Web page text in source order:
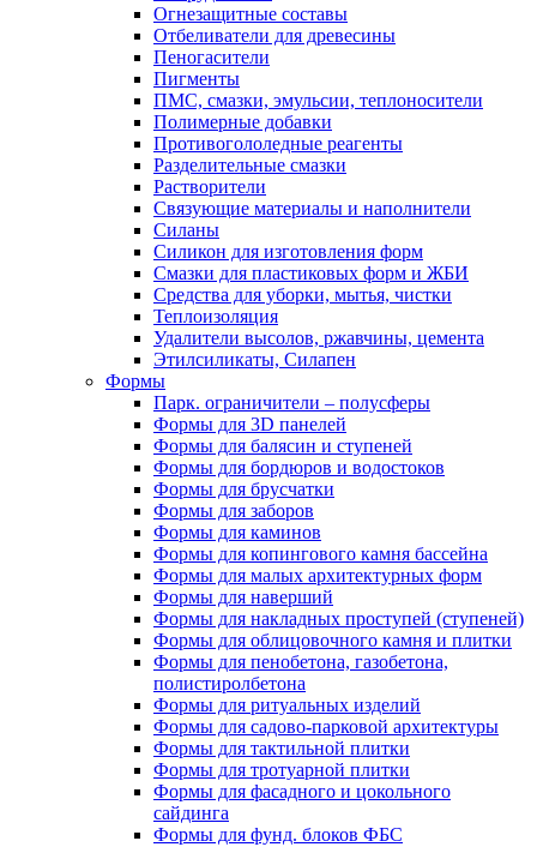
Огнезащитные составы
Отбеливатели для древесины
Пеногасители
Пигменты
ПМС, смазки, эмульсии, теплоносители
Полимерные добавки
Противогололедные реагенты
Разделительные смазки
Растворители
Связующие материалы и наполнители
Силаны
Силикон для изготовления форм
Смазки для пластиковых форм и ЖБИ
Средства для уборки, мытья, чистки
Теплоизоляция
Удалители высолов, ржавчины, цемента
Этилсиликаты, Силапен
Формы
Парк. ограничители – полусферы
Формы для 3D панелей
Формы для балясин и ступеней
Формы для бордюров и водостоков
Формы для брусчатки
Формы для заборов
Формы для каминов
Формы для копингового камня бассейна
Формы для малых архитектурных форм
Формы для наверший
Формы для накладных проступей (ступеней)
Формы для облицовочного камня и плитки
Формы для пенобетона, газобетона,
полистиролбетона
Формы для ритуальных изделий
Формы для садово-парковой архитектуры
Формы для тактильной плитки
Формы для тротуарной плитки
Формы для фасадного и цокольного
сайдинга
Формы для фунд. блоков ФБС